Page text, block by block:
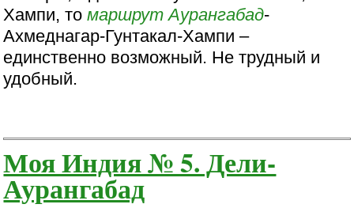
Хампи, томаршрут Аурангабад-
Ахмеднагар-Гунтакал-Хампи –
единственно возможный. Не трудный и
удобный.
Моя Индия № 5. Дели-
Аурангабад